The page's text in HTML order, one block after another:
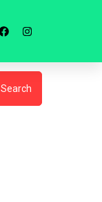
Search